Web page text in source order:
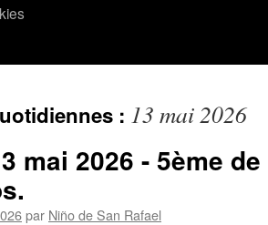
: 13 mai 2026
mai 2026 - 5ème
par Niño de San Rafael